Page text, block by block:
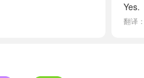
Yes.
翻译
翻